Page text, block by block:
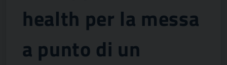
health per la messa
a punto di un